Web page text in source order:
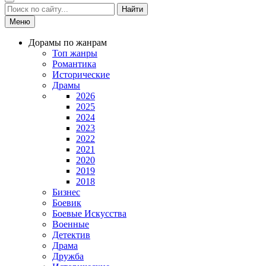
Найти
Меню
Дорамы по жанрам
Топ жанры
Романтика
Исторические
Драмы
2026
2025
2024
2023
2022
2021
2020
2019
2018
Бизнес
Боевик
Боевые Искусства
Военные
Детектив
Драма
Дружба